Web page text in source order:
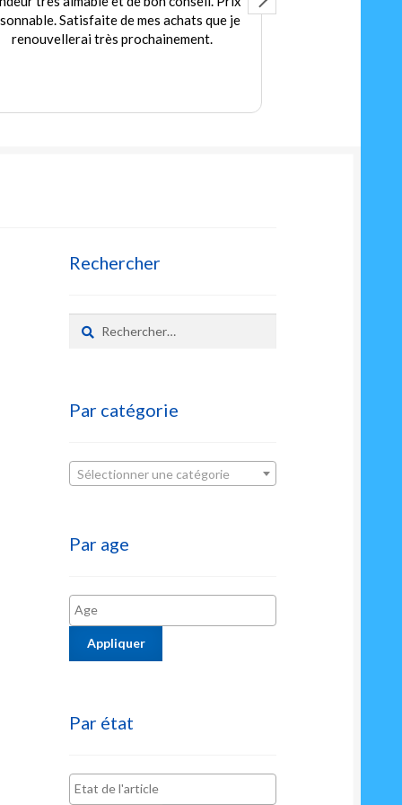
Satisfaite de mes achats que je
très prochainement.
Rechercher
Rechercher :
Par catégorie
Sélectionner une catégorie
Par age
Appliquer
Par état